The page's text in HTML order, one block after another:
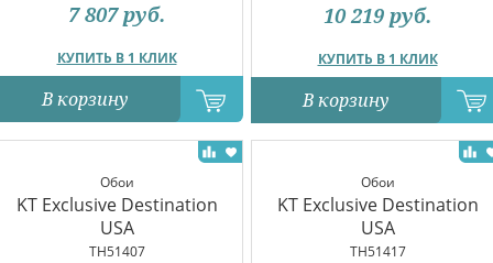
КУПИТЬ В 1 КЛИК
7 807 руб.
В корзину
КУПИТЬ В 1 КЛИК
10 219 руб.
В корзину
Обои
KT Exclusive Destination
USA
TH51407
Обои
KT Exclusive Destination
USA
TH51417